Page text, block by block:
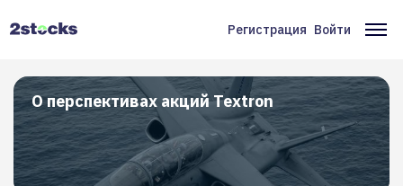
Меню
учётной
записи
пользователя
Регистрация Войти
О перспективах акций Textron